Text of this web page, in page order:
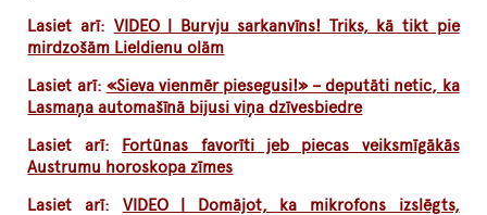
Lasiet arī: VIDEO | Burvju sarkanvīns! Triks, kā tikt pie
mirdzošām Lieldienu olām
Lasiet arī: «Sieva vienmēr piesegusi!» – deputāti netic, ka
Lasmaņa automašīnā bijusi viņa dzīvesbiedre
Lasiet arī:
Fortūnas favorīti jeb piecas veiksmīgākās
Austrumu horoskopa zīmes
Lasiet arī: VIDEO | Domājot, ka mikrofons izslēgts,